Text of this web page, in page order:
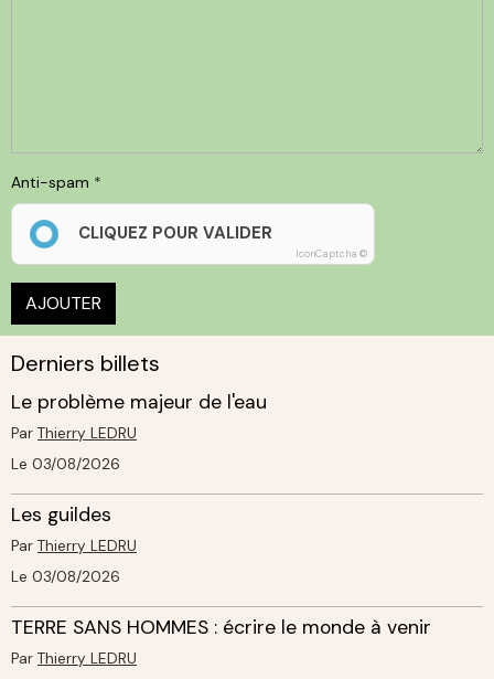
Anti-spam
CLIQUEZ POUR VALIDER
IconCaptcha ©
AJOUTER
Derniers billets
Le problème majeur de l'eau
Par Thierry LEDRU
Le 03/08/2026
Les guildes
Par Thierry LEDRU
Le 03/08/2026
TERRE SANS HOMMES : écrire le monde à venir
Par Thierry LEDRU